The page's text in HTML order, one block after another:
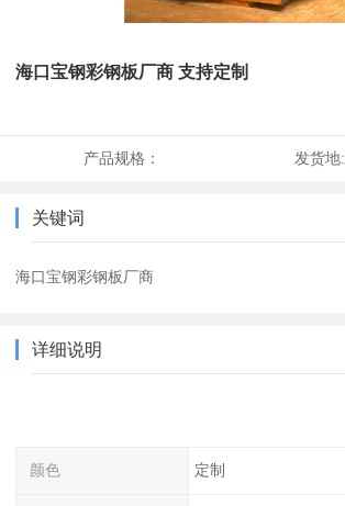
海口宝钢彩钢板厂商 支持定制
产品规格： 发货地:
关键词
海口宝钢彩钢板厂商
详细说明
颜色 定制